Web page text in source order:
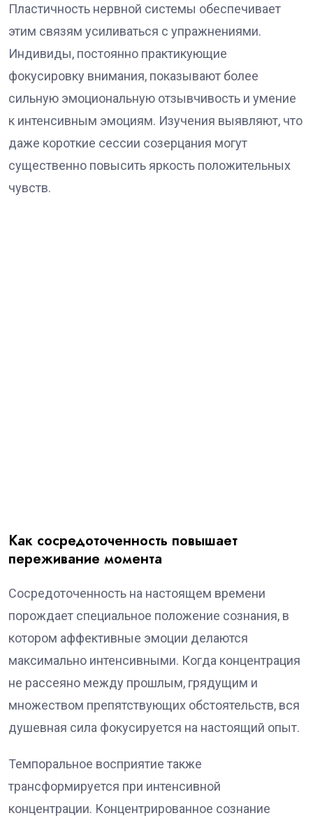
Пластичность нервной системы обеспечивает
этим связям усиливаться с упражнениями.
Индивиды, постоянно практикующие
фокусировку внимания, показывают более
сильную эмоциональную отзывчивость и умение
к интенсивным эмоциям. Изучения выявляют, что
даже короткие сессии созерцания могут
существенно повысить яркость положительных
чувств.
Как сосредоточенность повышает
переживание момента
Сосредоточенность на настоящем времени
порождает специальное положение сознания, в
котором аффективные эмоции делаются
максимально интенсивными. Когда концентрация
не рассеяно между прошлым, грядущим и
множеством препятствующих обстоятельств, вся
душевная сила фокусируется на настоящий опыт.
Темпоральное восприятие также
трансформируется при интенсивной
концентрации. Концентрированное сознание